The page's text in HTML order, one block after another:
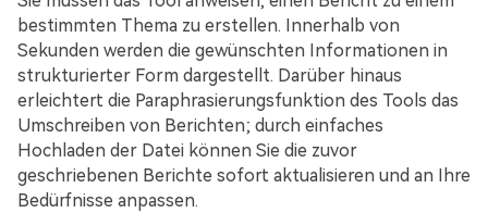
bestimmten Thema zu erstellen. Innerhalb von
Sekunden werden die gewünschten Informationen in
strukturierter Form dargestellt. Darüber hinaus
erleichtert die Paraphrasierungsfunktion des Tools das
Umschreiben von Berichten; durch einfaches
Hochladen der Datei können Sie die zuvor
geschriebenen Berichte sofort aktualisieren und an Ihre
Bedürfnisse anpassen.